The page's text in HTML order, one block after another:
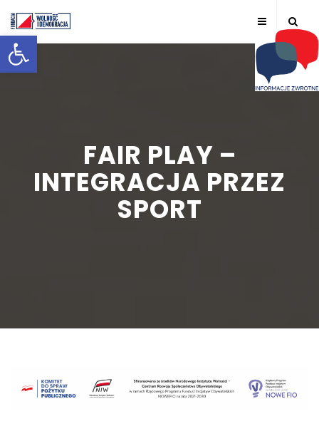
Otwórz pasek narzędzi
FAIR PLAY –
INTEGRACJA PRZEZ
SPORT